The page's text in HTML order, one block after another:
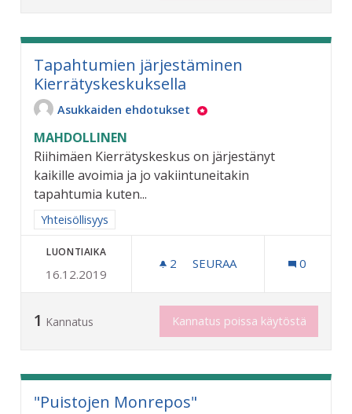
Tapahtumien järjestäminen
Kierrätyskeskuksella
Asukkaiden ehdotukset
MAHDOLLINEN
Riihimäen Kierrätyskeskus on järjestänyt
kaikille avoimia ja jo vakiintuneitakin
tapahtumia kuten...
Rajaa tulokset aihepiirin mukaan: Yhteisöllisyys
Yhteisöllisyys
LUONTIAIKA
16.12.2019
2 2 SEURAAJAA
SEURAA 0
1 Kannatus Kannatus poissa käytöstä
"Puistojen Monrepos"